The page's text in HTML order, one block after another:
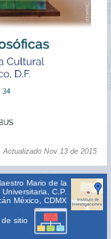
Actualizado Nov 13 de 2015
Mario de la
C.P.
México, CDMX
sitio